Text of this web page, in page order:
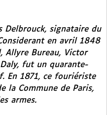
Delbrouck, signataire du
en avril 1848
Allyre Bureau, Victor
fut un quarante-
En 1871, ce fouriériste
la Commune de Paris,
armes.